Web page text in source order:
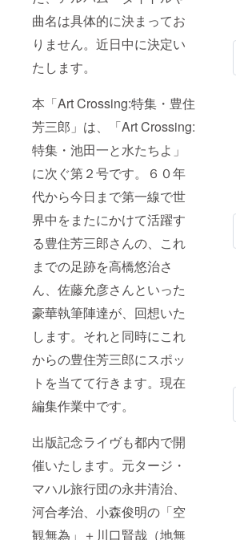
曲名は具体的に決まってお
りません。近日中に決定い
たします。
本「Art Crossing:特集・豊住
芳三郎」は、「Art Crossing:
特集・池田一と水たちよ」
に次ぐ第２号です。６０年
代から今日まで第一線で世
界中をまたにかけて活躍す
る豊住芳三郎さんの、これ
までの足跡を高橋悠治さ
ん、佐藤允彦さんといった
豪華執筆陣達が、回想いた
します。それと同時にこれ
からの豊住芳三郎にスポッ
トを当てて行きます。現在
編集作業中です。
出版記念ライヴも都内で開
催いたします。元タージ・
マハル旅行団の永井清治、
河合孝治、小森俊明の「空
観無為」＋川口賢哉（地無